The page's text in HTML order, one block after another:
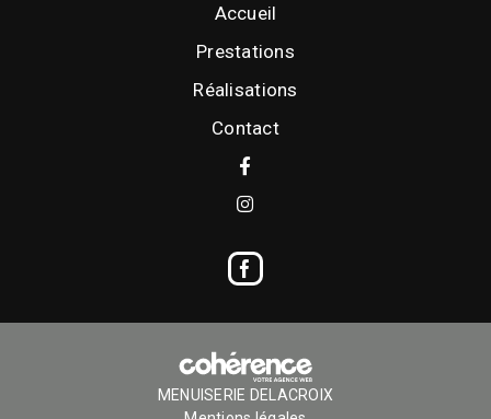
Accueil
Prestations
Réalisations
Contact
MENUISERIE DELACROIX